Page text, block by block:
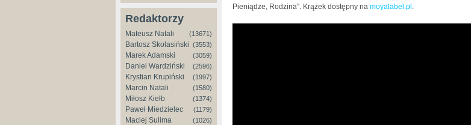
Redaktorzy
Mateusz Natali (13671)
Bartosz Skolasiński (3553)
Marek Adamski (3059)
Daniel Wardziński (2596)
Krystian Krupiński (1997)
Marcin Natali (1580)
Miłosz Kiełb (1374)
Paweł Miedzielec (1179)
Maciej Sulima (1026)
Pieniądze, Rodzina". Krążek dostępny na moyalabel.pl